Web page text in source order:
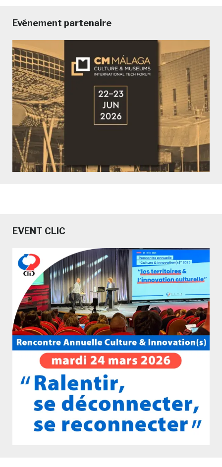
Evénement partenaire
EVENT CLIC